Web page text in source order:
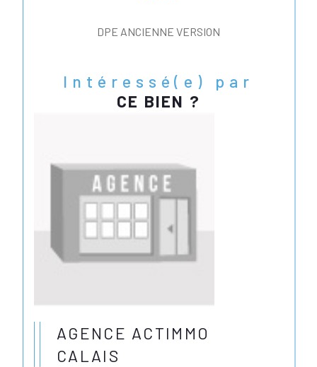
DPE ANCIENNE VERSION
Intéressé(e) par
CE BIEN ?
AGENCE ACTIMMO
CALAIS